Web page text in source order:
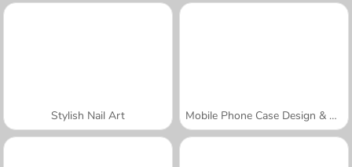
Stylish Nail Art Mobile Phone Case Design & DIY